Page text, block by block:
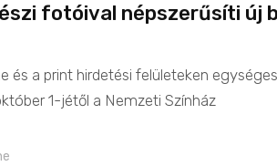
fotóival népszerűsíti új
és a print hirdetési felületeken
1-jétől a Nemzeti Színház